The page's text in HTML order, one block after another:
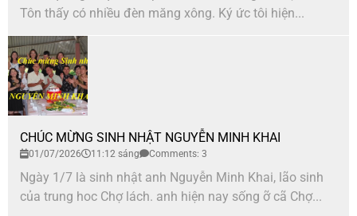
Tôn thấy có nhiều đèn măng xông. Ký ức tôi hiện...
CHÚC MỪNG SINH NHẬT NGUYỄN MINH KHAI
01/07/2026 11:12 sáng Comments: 3
Ngày 1/7 là sinh nhật anh Nguyễn Minh Khai, lão sinh
của trung hoc Chợ lách. anh hiện nay sống ỡ cã Chợ...